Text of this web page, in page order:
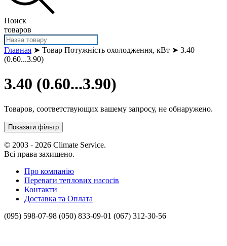
Поиск
товаров
Главная ➤ Товар Потужність охолодження, кВт ➤ 3.40
(0.60...3.90)
3.40 (0.60...3.90)
Товаров, соответствующих вашему запросу, не обнаружено.
Показати фільтр
© 2003 - 2026 Climate Service.
Всі права захищено.
Про компанію
Переваги теплових насосів
Контакти
Доставка та Оплата
(095) 598-07-98 (050) 833-09-01 (067) 312-30-56